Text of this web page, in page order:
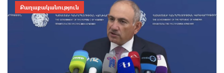
Քաղաքականություն